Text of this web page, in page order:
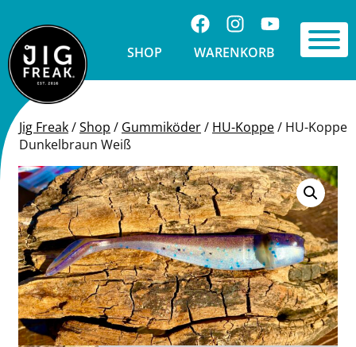
Folge uns auf Facebook
Folge uns auf
Visit us on
SHOP
WARENKORB
Toggle
Jig Freak/Shop / Gummiköder/ HU-Koppe/ HU-Koppe
Dunkelbraun Weiß